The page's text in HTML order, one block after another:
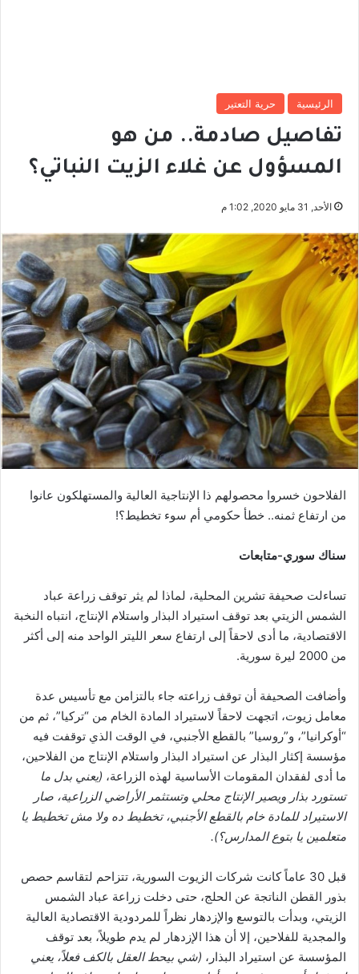
الرئيسية حرية التعتير
تفاصيل صادمة.. من هو
المسؤول عن غلاء الزيت النباتي؟
الأحد, 31 مايو 2020, 1:02 م
الفلاحون خسروا محصولهم ذا الإنتاجية العالية والمستهلكون عانوا
من ارتفاع ثمنه.. خطأ حكومي أم سوء تخطيط؟!
سناك سوري-متابعات
تساءلت صحيفة تشرين المحلية، لماذا لم يثر توقف زراعة عباد
الشمس الزيتي بعد توقف استيراد البذار واستلام الإنتاج، انتباه النخبة
الاقتصادية، ما أدى لاحقاً إلى ارتفاع سعر الليتر الواحد منه إلى أكثر
من 2000 ليرة سورية.
وأضافت الصحيفة أن توقف زراعته جاء بالتزامن مع تأسيس عدة
معامل زيوت، اتجهت لاحقاً لاستيراد المادة الخام من “تركيا”، ثم من
“أوكرانيا”، و”روسيا” بالقطع الأجنبي، في الوقت الذي توقفت فيه
مؤسسة إكثار البذار عن استيراد البذار واستلام الإنتاج من الفلاحين،
ما أدى لفقدان المقومات الأساسية لهذه الزراعة، (يعني بدل ما
تستورد بذار ويصير الإنتاج محلي وتستثمر الأراضي الزراعية، صار
الاستيراد للمادة خام بالقطع الأجنبي، تخطيط ده ولا مش تخطيط يا
متعلمين يا بتوع المدارس؟).
قبل 30 عاماً كانت شركات الزيوت السورية، تتزاحم لتقاسم حصص
بذور القطن الناتجة عن الحلج، حتى دخلت زراعة عباد الشمس
الزيتي، وبدأت بالتوسع والإزدهار نظراً للمردودية الاقتصادية العالية
والمجدية للفلاحين، إلا أن هذا الإزدهار لم يدم طويلاً، بعد توقف
المؤسسة عن استيراد البذار، (شي بيحط العقل بالكف فعلاً، يعني